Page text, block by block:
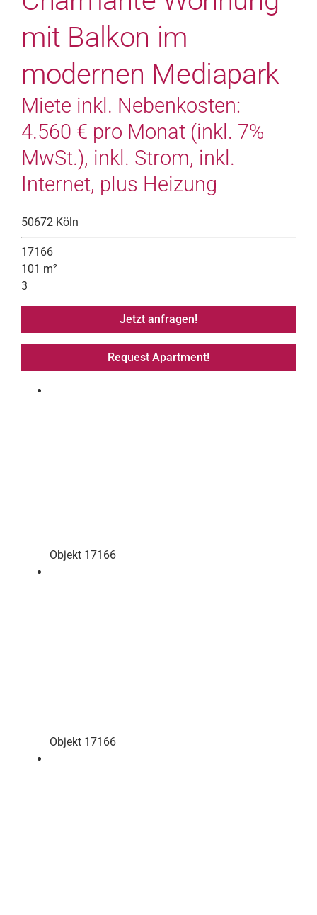
mit Balkon im
modernen Mediapark
Miete inkl. Nebenkosten:
4.560 € pro Monat (inkl. 7%
MwSt.), inkl. Strom, inkl.
Internet, plus Heizung
50672 Köln
17166
101 m²
3
Jetzt anfragen!
Request Apartment!
Objekt 17166
Objekt 17166